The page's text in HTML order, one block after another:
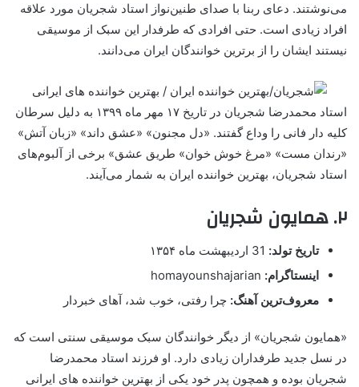
می‌نوشتند. دعای ربنا با صدای طنین‌نواز استاد شجریان مورد علاقه
افراد زیادی است. حتی افرادی که طرفدار این سبک از موسیقی
نیستند ایشان را از برترین خوانندگان ایران می‌دانند.
استاد محمدرضا شجریان در تاریخ ۱۷ مهر ماه ۱۳۹۹ به دلیل سرطان
کلیه دار فانی را وداع گفتند. «دل مجنون» «عشق داند» «زبان آتش»
«رندان مست» «مرغ خوش خوان» طریق عشق» برخی از آلبوم‌های
استاد شجریان، بهترین خواننده ایران به شمار می‌آیند.
۲. همایون شجریان
تاریخ تولد:
اینستاگرام:
معروف‌ترین آهنگ: چرا رفتی، خوب شد، آهای خبردار
«همایون شجریان» از دیگر خوانندگان سبک موسیقی سنتی است که
در نسل جدید طرفداران زیادی دارد. او فرزند استاد محمدرضا
شجریان بوده و همچون پدر خود یکی از بهترین خواننده های ایرانی